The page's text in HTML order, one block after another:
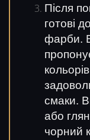
Після
готові
фарби.
смаки.
або
чорний